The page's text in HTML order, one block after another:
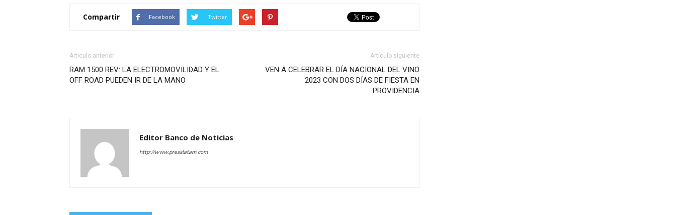
Compartir Facebook Twitter
Artículo anterior
RAM 1500 REV: LA ELECTROMOVILIDAD Y EL
OFF ROAD PUEDEN IR DE LA MANO
Artículo siguiente
VEN A CELEBRAR EL DÍA NACIONAL DEL VINO
2023 CON DOS DÍAS DE FIESTA EN
PROVIDENCIA
Editor Banco de Noticias
http://www.presslatam.com